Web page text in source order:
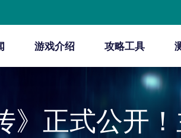
游戏介绍 攻略工具
》正式公开